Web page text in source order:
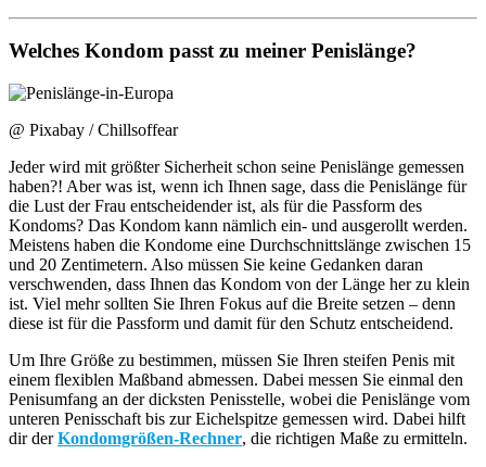
Welches Kondom passt zu meiner Penislänge?
@ Pixabay / Chillsoffear
Jeder wird mit größter Sicherheit schon seine Penislänge gemessen
haben?! Aber was ist, wenn ich Ihnen sage, dass die Penislänge für
die Lust der Frau entscheidender ist, als für die Passform des
Kondoms? Das Kondom kann nämlich ein- und ausgerollt werden.
Meistens haben die Kondome eine Durchschnittslänge zwischen 15
und 20 Zentimetern. Also müssen Sie keine Gedanken daran
verschwenden, dass Ihnen das Kondom von der Länge her zu klein
ist. Viel mehr sollten Sie Ihren Fokus auf die Breite setzen – denn
diese ist für die Passform und damit für den Schutz entscheidend.
Um Ihre Größe zu bestimmen, müssen Sie Ihren steifen Penis mit
einem flexiblen Maßband abmessen. Dabei messen Sie einmal den
Penisumfang an der dicksten Penisstelle, wobei die Penislänge vom
unteren Penisschaft bis zur Eichelspitze gemessen wird. Dabei hilft
dir derKondomgrößen-Rechner, die richtigen Maße zu ermitteln.